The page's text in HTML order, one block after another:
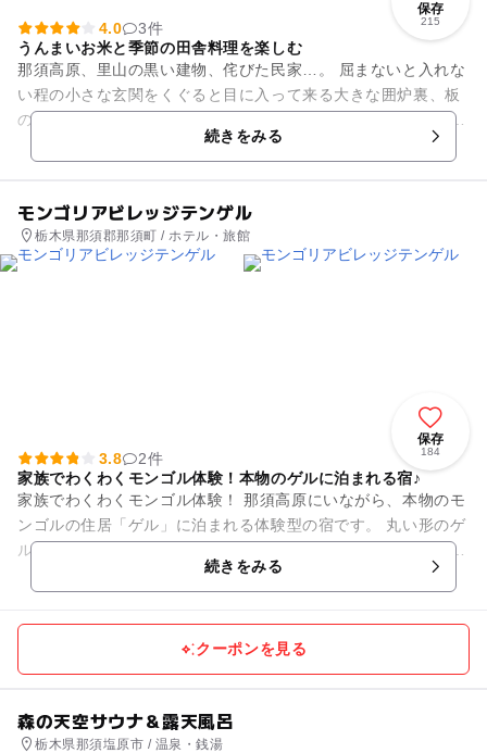
保存
215
4.0
3件
うんまいお米と季節の田舎料理を楽しむ
那須高原、里山の黒い建物、侘びた民家…。 屈まないと入れな
い程の小さな玄関をくぐると目に入って来る大きな囲炉裏、板
の間、古時計。 まるで遠い昔に田舎のおじいちゃん、おばあち
続きをみる
モンゴリアビレッジテンゲル
栃木県那須郡那須町 / ホテル・旅館
保存
184
3.8
2件
家族でわくわくモンゴル体験！本物のゲルに泊まれる宿♪
家族でわくわくモンゴル体験！ 那須高原にいながら、本物のモ
ンゴルの住居「ゲル」に泊まれる体験型の宿です。 丸い形のゲ
ルに入れば、まるでモンゴルへ旅したような気分に。 子どもた
続きをみる
クーポンを見る
森の天空サウナ＆露天風呂
栃木県那須塩原市 / 温泉・銭湯